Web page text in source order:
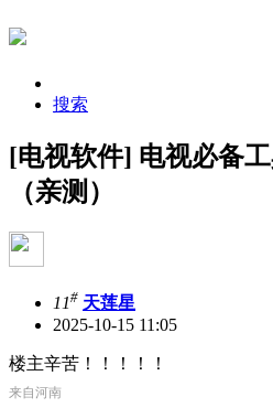
搜索
[电视软件] 电视必备
（亲测）
11# 天莲星
2025-10-15 11:05
楼主辛苦！！！！！
来自河南